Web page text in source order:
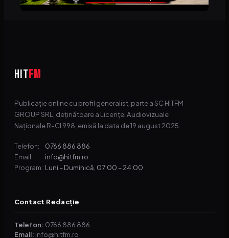
HIT FM
Publicație online cu profil generalist, parte a SC HITFM
GROUP SRL, deținătoare a Licenței Audiovizuale
Naționale R-CI 998, emisă la data de 19 august 2025.
Telefon: 0766 886 886
Email: info@hitfm.ro
Program: Luni – Duminică, 07:00 – 24:00
Contact Redacție
Telefon: 0766 886 886
Email: info@hitfm.ro